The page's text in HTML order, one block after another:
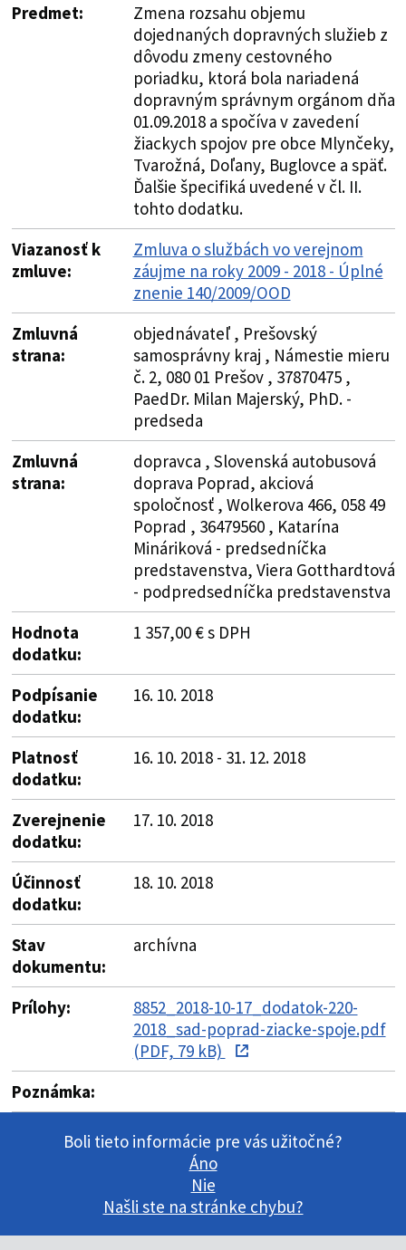
Predmet:
Zmena rozsahu objemu
dojednaných dopravných služieb z
dôvodu zmeny cestovného
poriadku, ktorá bola nariadená
dopravným správnym orgánom dňa
01.09.2018 a spočíva v zavedení
žiackych spojov pre obce Mlynčeky,
Tvarožná, Doľany, Buglovce a späť.
Ďalšie špecifiká uvedené v čl. II.
tohto dodatku.
Viazanosť k
zmluve:
Zmluva o službách vo verejnom
záujme na roky 2009 - 2018 - Úplné
znenie 140/2009/OOD
Zmluvná
strana:
objednávateľ , Prešovský
samosprávny kraj , Námestie mieru
č. 2, 080 01 Prešov , 37870475 ,
PaedDr. Milan Majerský, PhD. -
predseda
Zmluvná
strana:
dopravca , Slovenská autobusová
doprava Poprad, akciová
spoločnosť , Wolkerova 466, 058 49
Poprad , 36479560 , Katarína
Mináriková - predsedníčka
predstavenstva, Viera Gotthardtová
- podpredsedníčka predstavenstva
Hodnota
dodatku:
1 357,00 € s DPH
Podpísanie
dodatku:
16. 10. 2018
Platnosť
dodatku:
16. 10. 2018 - 31. 12. 2018
Zverejnenie
dodatku:
17. 10. 2018
Účinnosť
dodatku:
18. 10. 2018
Stav
dokumentu:
archívna
Prílohy:
8852_2018-10-17_dodatok-220-
2018_sad-poprad-ziacke-spoje.pdf
(PDF, 79 kB)
Poznámka:
Boli tieto informácie pre vás užitočné?
Áno
Nie
Našli ste na stránke chybu?